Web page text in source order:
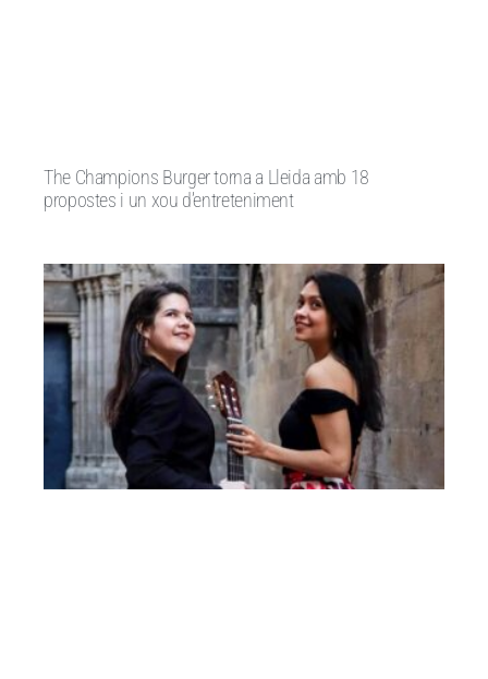
The Champions Burger torna a Lleida amb 18
propostes i un xou d’entreteniment